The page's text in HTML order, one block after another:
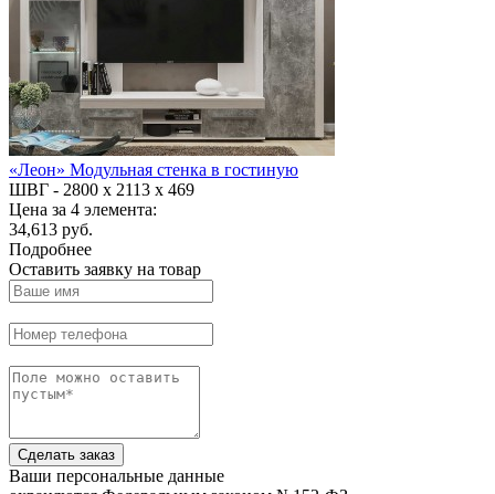
«Леон» Модульная стенка в гостиную
ШВГ - 2800 х 2113 х 469
Цена за 4 элемента:
34,613 руб.
Подробнее
Оставить заявку на товар
Сделать заказ
Ваши персональные данные